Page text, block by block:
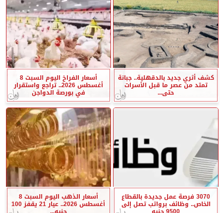
كشف أثري جديد بالدقهلية.. جبانة
تمتد من عصر ما قبل الأسرات
حتى...
أسعار الفراخ اليوم السبت 8
أغسطس 2026.. تراجع واستقرار
في بورصة الدواجن
3070 فرصة عمل جديدة بالقطاع
الخاص.. وظائف برواتب تصل إلى
أسعار الذهب اليوم السبت 8
أغسطس 2026.. عيار 21 يقفز 100